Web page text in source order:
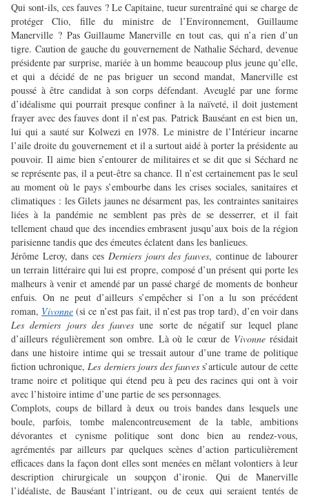
Qui sont-ils, ces fauves ? Le Capitaine, tueur surentraîné qui se charge de
protéger Clio, fille du ministre de l’Environnement, Guillaume
Manerville ? Pas Guillaume Manerville en tout cas, qui n’a rien d’un
tigre. Caution de gauche du gouvernement de Nathalie Séchard, devenue
présidente par surprise, mariée à un homme beaucoup plus jeune qu’elle,
et qui a décidé de ne pas briguer un second mandat, Manerville est
poussé à être candidat à son corps défendant. Aveuglé par une forme
d’idéalisme qui pourrait presque confiner à la naïveté, il doit justement
frayer avec des fauves dont il n’est pas. Patrick Bauséant en est bien un,
lui qui a sauté sur Kolwezi en 1978. Le ministre de l’Intérieur incarne
l’aile droite du gouvernement et il a surtout aidé à porter la présidente au
pouvoir. Il aime bien s’entourer de militaires et se dit que si Séchard ne
se représente pas, il a peut-être sa chance. Il n’est certainement pas le seul
au moment où le pays s’embourbe dans les crises sociales, sanitaires et
climatiques : les Gilets jaunes ne désarment pas, les contraintes sanitaires
liées à la pandémie ne semblent pas près de se desserrer, et il fait
tellement chaud que des incendies embrasent jusqu’aux bois de la région
parisienne tandis que des émeutes éclatent dans les banlieues.
Jérôme Leroy, dans ces Derniers jours des fauves, continue de labourer
un terrain littéraire qui lui est propre, composé d’un présent qui porte les
malheurs à venir et amendé par un passé chargé de moments de bonheur
enfuis. On ne peut d’ailleurs s’empêcher si l’on a lu son précédent
roman, Vivonne (si ce n’est pas fait, il n’est pas trop tard), d’en voir dans
Les derniers jours des fauves une sorte de négatif sur lequel plane
d’ailleurs régulièrement son ombre. Là où le cœur de Vivonne résidait
dans une histoire intime qui se tressait autour d’une trame de politique
fiction uchronique,Les derniers jours des fauves s’articule autour de cette
trame noire et politique qui étend peu à peu des racines qui ont à voir
avec l’histoire intime d’une partie de ses personnages.
Complots, coups de billard à deux ou trois bandes dans lesquels une
boule, parfois, tombe malencontreusement de la table, ambitions
dévorantes et cynisme politique sont donc bien au rendez-vous,
agrémentés par ailleurs par quelques scènes d’action particulièrement
efficaces dans la façon dont elles sont menées en mêlant volontiers à leur
description chirurgicale un soupçon d’ironie. Qui de Manerville
l’idéaliste, de Bauséant l’intrigant, ou de ceux qui seraient tentés de